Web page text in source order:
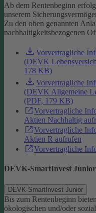
Ab dem Rentenbeginn
unserem
Zu den oben genannten
nachhaltigkeitsbezogenen
Vorvertragliche
(DEVK
178 KB)
Vorvertragliche
(DEVK Allgemeine
(PDF, 179 KB)
Vorvertragliche
Aktien Nachhaltig
Vorvertragliche
Aktien R aufrufen
Vorvertragliche
DEVK-SmartInvest Junior
DEVK-SmartInvest Junior
Bis zum Rentenbeginn
ökologischen und/oder